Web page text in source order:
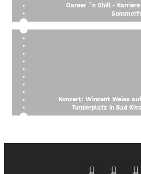
Career ´n Chill -
Konzert: Wincent Weiss
Turnierplatz in Bad